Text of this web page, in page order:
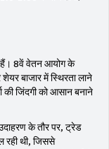
हैं। 8वें वेतन आयोग के
बाजार में स्थिरता लाने
की जिंदगी को आसान बनाने
के तौर पर, ट्रेड
रही थी, जिससे